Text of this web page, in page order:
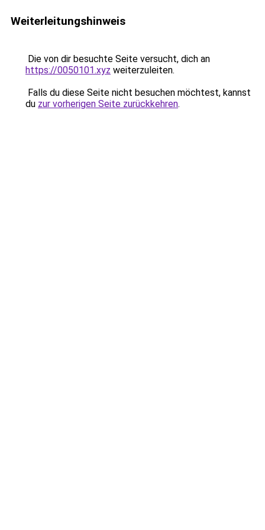
Weiterleitungshinweis
Die von dir besuchte Seite versucht, dich an
https://0050101.xyz weiterzuleiten.
Falls du diese Seite nicht besuchen möchtest, kannst
du zur vorherigen Seite zurückkehren.